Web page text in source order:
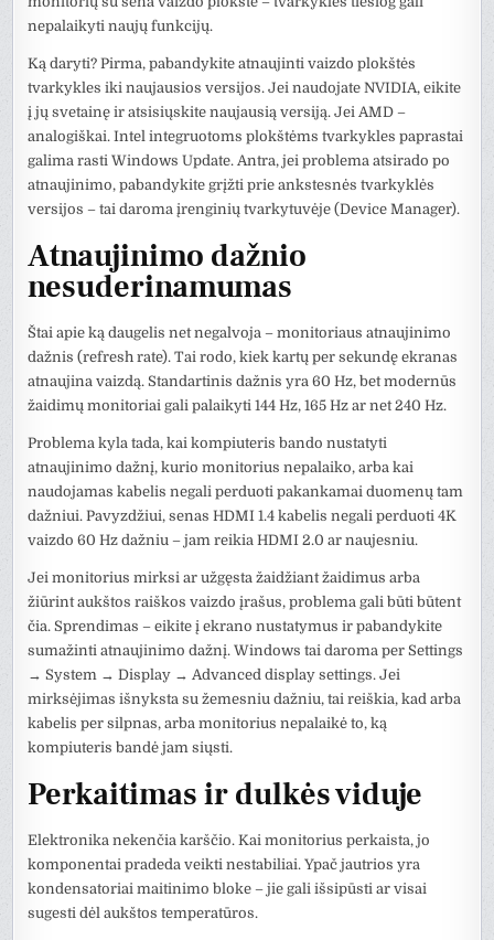
nepalaikyti naujų funkcijų.
Ką daryti? Pirma, pabandykite atnaujinti vaizdo plokštės
tvarkykles iki naujausios versijos. Jei naudojate NVIDIA, eikite
į jų svetainę ir atsisiųskite naujausią versiją. Jei AMD –
analogiškai. Intel integruotoms plokštėms tvarkykles paprastai
galima rasti Windows Update. Antra, jei problema atsirado po
atnaujinimo, pabandykite grįžti prie ankstesnės tvarkyklės
versijos – tai daroma įrenginių tvarkytuvėje (Device Manager).
Atnaujinimo dažnio
nesuderinamumas
Štai apie ką daugelis net negalvoja – monitoriaus atnaujinimo
dažnis (refresh rate). Tai rodo, kiek kartų per sekundę ekranas
atnaujina vaizdą. Standartinis dažnis yra 60 Hz, bet modernūs
žaidimų monitoriai gali palaikyti 144 Hz, 165 Hz ar net 240 Hz.
Problema kyla tada, kai kompiuteris bando nustatyti
atnaujinimo dažnį, kurio monitorius nepalaiko, arba kai
naudojamas kabelis negali perduoti pakankamai duomenų tam
dažniui. Pavyzdžiui, senas HDMI 1.4 kabelis negali perduoti 4K
vaizdo 60 Hz dažniu – jam reikia HDMI 2.0 ar naujesniu.
Jei monitorius mirksi ar užgęsta žaidžiant žaidimus arba
žiūrint aukštos raiškos vaizdo įrašus, problema gali būti būtent
čia. Sprendimas – eikite į ekrano nustatymus ir pabandykite
sumažinti atnaujinimo dažnį. Windows tai daroma per Settings
→ System → Display → Advanced display settings. Jei
mirksėjimas išnyksta su žemesniu dažniu, tai reiškia, kad arba
kabelis per silpnas, arba monitorius nepalaikė to, ką
kompiuteris bandė jam siųsti.
Perkaitimas ir dulkės viduje
Elektronika nekenčia karščio. Kai monitorius perkaista, jo
komponentai pradeda veikti nestabiliai. Ypač jautrios yra
kondensatoriai maitinimo bloke – jie gali išsipūsti ar visai
sugesti dėl aukštos temperatūros.